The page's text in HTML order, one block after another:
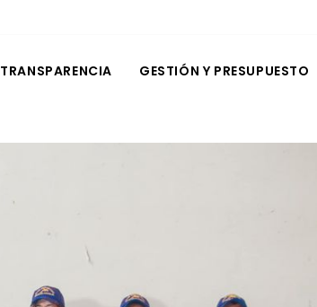
TRANSPARENCIA GESTIÓN Y PRESUPUESTO